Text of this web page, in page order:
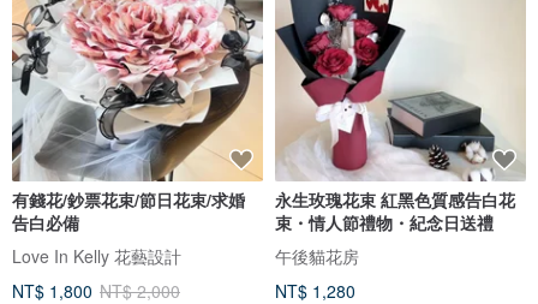
有錢花/鈔票花束/節日花束/求婚
告白必備
Love In Kelly 花藝設計
NT$ 1,800 NT$ 2,000
永生玫瑰花束 紅黑色質感告白花
束・情人節禮物・紀念日送禮
午後貓花房
NT$ 1,280